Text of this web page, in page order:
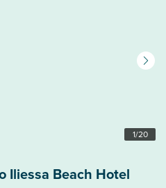
1/20
Iliessa Beach Hotel